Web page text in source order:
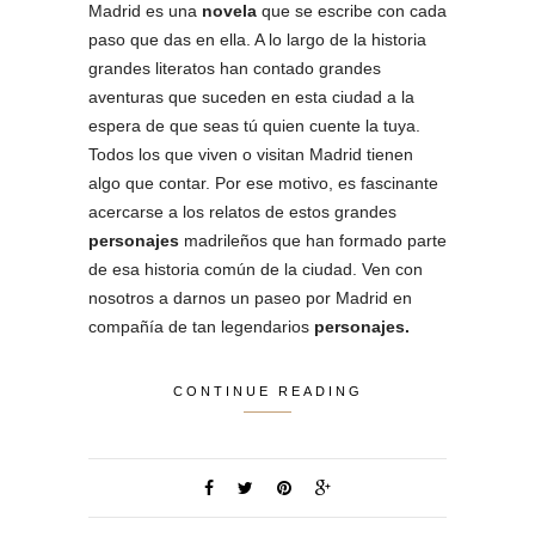
Madrid es una novela que se escribe con cada
paso que das en ella. A lo largo de la historia
grandes literatos han contado grandes
aventuras que suceden en esta ciudad a la
espera de que seas tú quien cuente la tuya.
Todos los que viven o visitan Madrid tienen
algo que contar. Por ese motivo, es fascinante
acercarse a los relatos de estos grandes
personajes madrileños que han formado parte
de esa historia común de la ciudad. Ven con
nosotros a darnos un paseo por Madrid en
compañía de tan legendarios personajes.
CONTINUE READING